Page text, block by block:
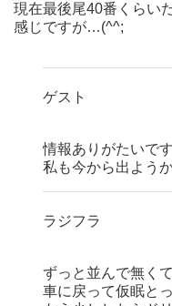
現在最後尾40番くらい
感じですが…(^^;
ゲスト
情報ありがたいです
私も今から出よう
ラジフラ
ずっと並んで無く
車に戻って仮眠と